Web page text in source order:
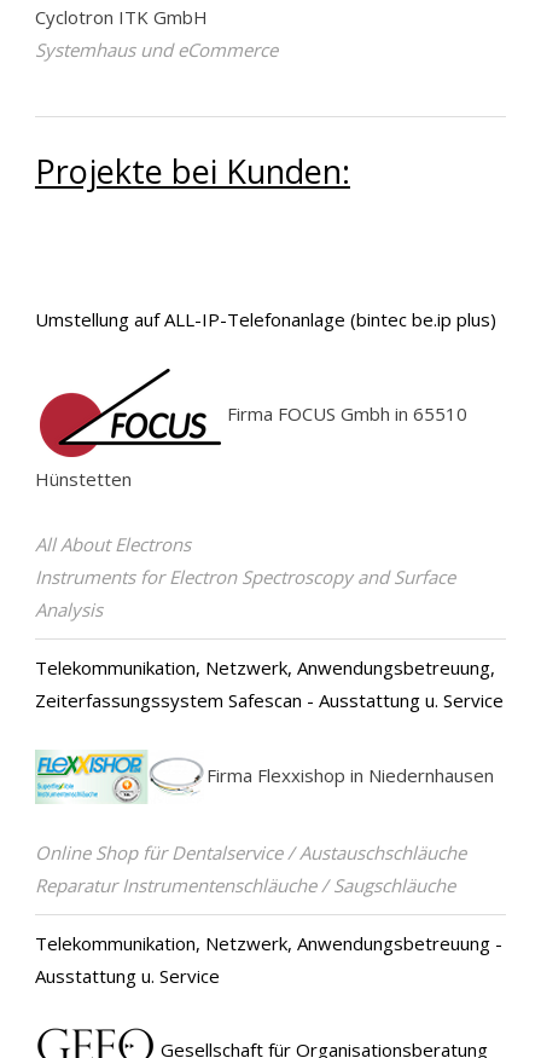
Cyclotron ITK GmbH
Systemhaus und eCommerce
Projekte bei Kunden:
Umstellung auf ALL-IP-Telefonanlage (bintec be.ip plus)
Firma FOCUS Gmbh in 65510
Hünstetten
All About Electrons
Instruments for Electron Spectroscopy and Surface
Analysis
Telekommunikation, Netzwerk, Anwendungsbetreuung,
Zeiterfassungssystem Safescan - Ausstattung u. Service
Firma Flexxishop in Niedernhausen
Online Shop für Dentalservice / Austauschschläuche
Reparatur Instrumentenschläuche / Saugschläuche
Telekommunikation, Netzwerk, Anwendungsbetreuung -
Ausstattung u. Service
Gesellschaft für Organisationsberatung